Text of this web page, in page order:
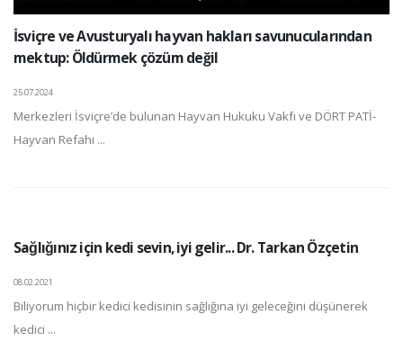
İsviçre ve Avusturyalı hayvan hakları savunucularından
mektup: Öldürmek çözüm değil
25.07.2024
Merkezleri İsviçre’de bulunan Hayvan Hukuku Vakfı ve DÖRT PATİ-
Hayvan Refahı ...
Sağlığınız için kedi sevin, iyi gelir... Dr. Tarkan Özçetin
08.02.2021
Biliyorum hiçbir kedici kedisinin sağlığına iyi geleceğini düşünerek
kedici ...